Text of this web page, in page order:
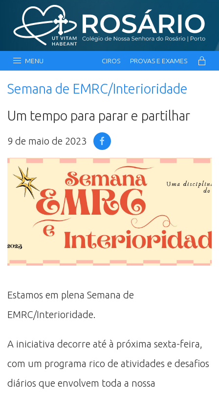
MENU CIROS PROVAS E EXAMES
Semana de EMRC/Interioridade
Um tempo para parar e partilhar
9 de maio de 2023
Estamos em plena Semana de
EMRC/Interioridade.
A iniciativa decorre até à próxima sexta-feira,
com um programa rico de atividades e desafios
diários que envolvem toda a nossa